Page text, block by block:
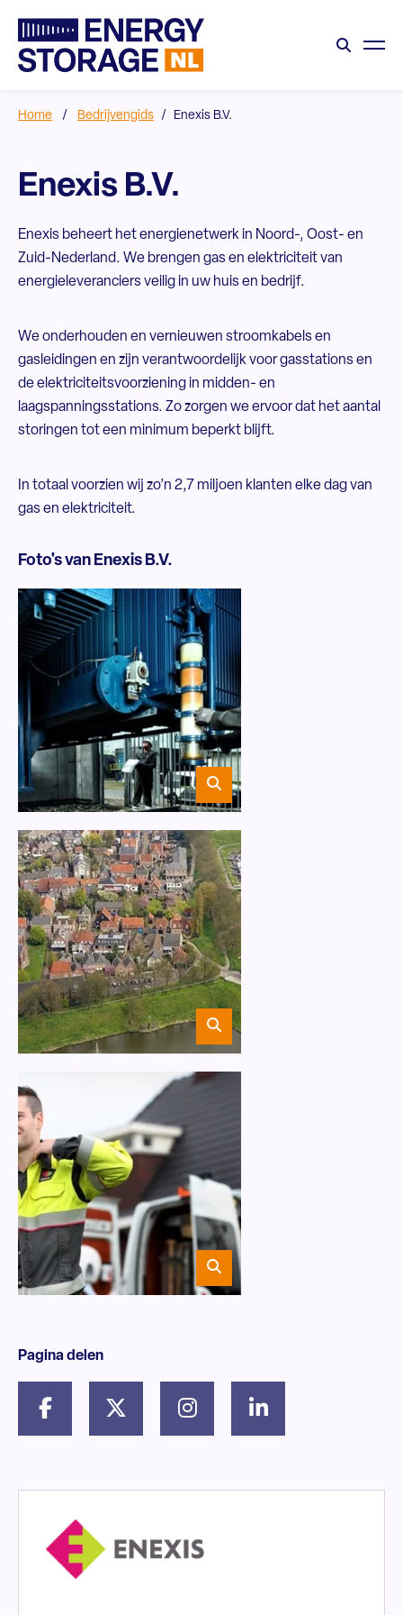
Home / Bedrijvengids / Enexis B.V.
Enexis B.V.
Enexis beheert het energienetwerk in Noord-, Oost- en
Zuid-Nederland. We brengen gas en elektriciteit van
energieleveranciers veilig in uw huis en bedrijf.
We onderhouden en vernieuwen stroomkabels en
gasleidingen en zijn verantwoordelijk voor gasstations en
de elektriciteitsvoorziening in midden- en
laagspanningsstations. Zo zorgen we ervoor dat het aantal
storingen tot een minimum beperkt blijft.
In totaal voorzien wij zo’n 2,7 miljoen klanten elke dag van
gas en elektriciteit.
Foto's van Enexis B.V.
Pagina delen